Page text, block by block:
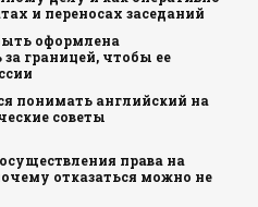
и переносах заседаний
оформлена
за границей, чтобы ее
понимать английский на
советы
права на
отказаться можно не